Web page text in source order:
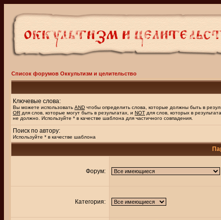
Список форумов Оккультизм и целительство
Ключевые слова:
Вы можете использовать AND чтобы определить слова, которые должны быть в
OR для слов, которые могут быть в результатах, и NOT для слов, которых в
не должно. Используйте * в качестве шаблона для частичного совпадения.
Поиск по автору:
Используйте * в качестве шаблона
Форум:
Категория: